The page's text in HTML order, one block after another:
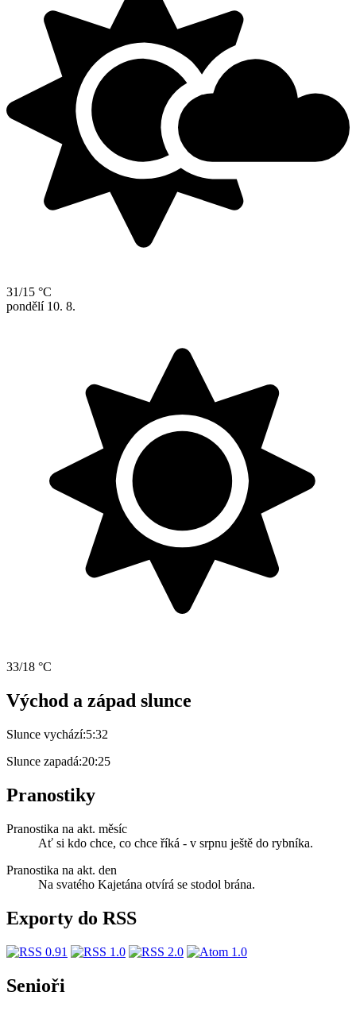
31/15 °C
pondělí 10. 8.
33/18 °C
Východ a západ slunce
Slunce vychází:5:32
Slunce zapadá:20:25
Pranostiky
Pranostika na akt. měsíc
Ať si kdo chce, co chce říká - v srpnu ještě do rybníka.
Pranostika na akt. den
Na svatého Kajetána otvírá se stodol brána.
Exporty do RSS
Senioři